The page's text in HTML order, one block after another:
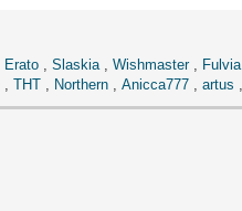
Erato Slaskia Wishmaster, Fulvia
THT Northern Anicca777 artus